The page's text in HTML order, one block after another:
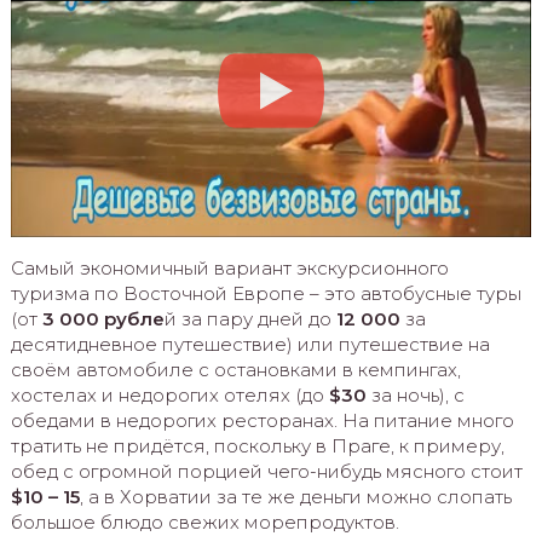
Самый экономичный вариант экскурсионного
туризма по Восточной Европе – это автобусные туры
(от 3 000 рублей за пару дней до 12 000 за
десятидневное путешествие) или путешествие на
своём автомобиле с остановками в кемпингах,
хостелах и недорогих отелях (до $30 за ночь), с
обедами в недорогих ресторанах. На питание много
тратить не придётся, поскольку в Праге, к примеру,
обед с огромной порцией чего-нибудь мясного стоит
$10 – 15, а в Хорватии за те же деньги можно слопать
большое блюдо свежих морепродуктов.